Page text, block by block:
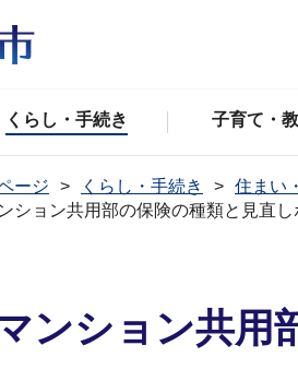
くらし・手続き 子育て・
ージ くらし・手続き 住まい
ション共用部の保険の種類と見直し
ンション共